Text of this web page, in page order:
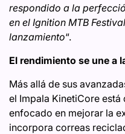
respondido a la
en el Ignition MTB
lanzamiento“.
El rendimiento se une a
Más allá de sus
el Impala KinetiCore
enfocado en mejorar la
incorpora correas